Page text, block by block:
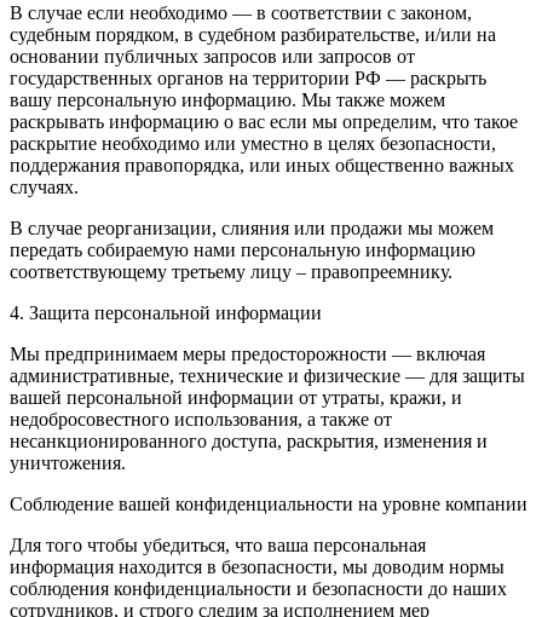
В случае если необходимо — в соответствии с законом,
судебным порядком, в судебном разбирательстве, и/или на
основании публичных запросов или запросов от
государственных органов на территории РФ — раскрыть
вашу персональную информацию. Мы также можем
раскрывать информацию о вас если мы определим, что такое
раскрытие необходимо или уместно в целях безопасности,
поддержания правопорядка, или иных общественно важных
случаях.
В случае реорганизации, слияния или продажи мы можем
передать собираемую нами персональную информацию
соответствующему третьему лицу – правопреемнику.
4. Защита персональной информации
Мы предпринимаем меры предосторожности — включая
административные, технические и физические — для защиты
вашей персональной информации от утраты, кражи, и
недобросовестного использования, а также от
несанкционированного доступа, раскрытия, изменения и
уничтожения.
Соблюдение вашей конфиденциальности на уровне компании
Для того чтобы убедиться, что ваша персональная
информация находится в безопасности, мы доводим нормы
соблюдения конфиденциальности и безопасности до наших
сотрудников, и строго следим за исполнением мер